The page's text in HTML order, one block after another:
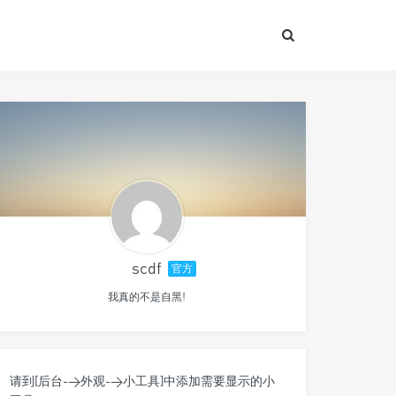
scdf 官方
我真的不是自黑!
请到[后台->外观->小工具]中添加需要显示的小